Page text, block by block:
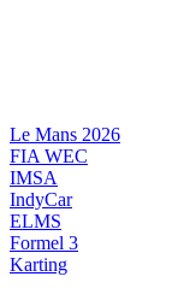
Le Mans 2026
FIA WEC
IMSA
IndyCar
ELMS
Formel 3
Karting